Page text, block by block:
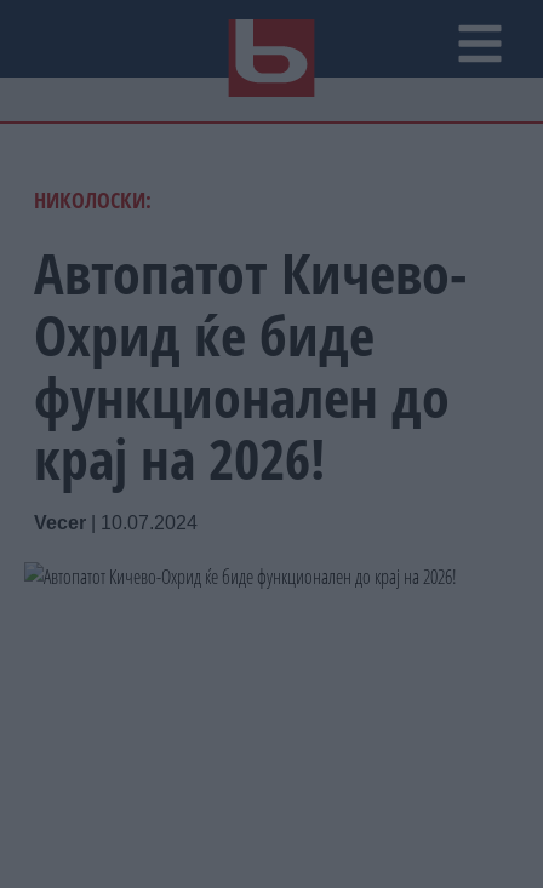
НИКОЛОСКИ:
Автопатот Кичево-
Охрид ќе биде
функционален до
крај на 2026!
Vecer 10.07.2024